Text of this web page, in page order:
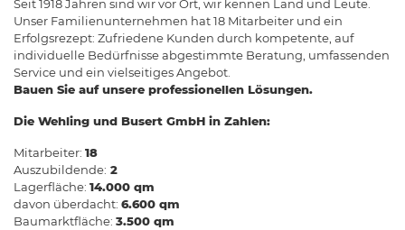
Seit 1918 Jahren sind wir vor Ort, wir kennen Land und Leute.
Unser Familienunternehmen hat 18 Mitarbeiter und ein
Erfolgsrezept: Zufriedene Kunden durch kompetente, auf
individuelle Bedürfnisse abgestimmte Beratung, umfassenden
Service und ein vielseitiges Angebot.
Bauen Sie auf unsere professionellen Lösungen.
Die Wehling und Busert GmbH in Zahlen:
Mitarbeiter: 18
Auszubildende: 2
Lagerfläche: 14.000 qm
davon überdacht: 6.600 qm
Baumarktfläche: 3.500 qm